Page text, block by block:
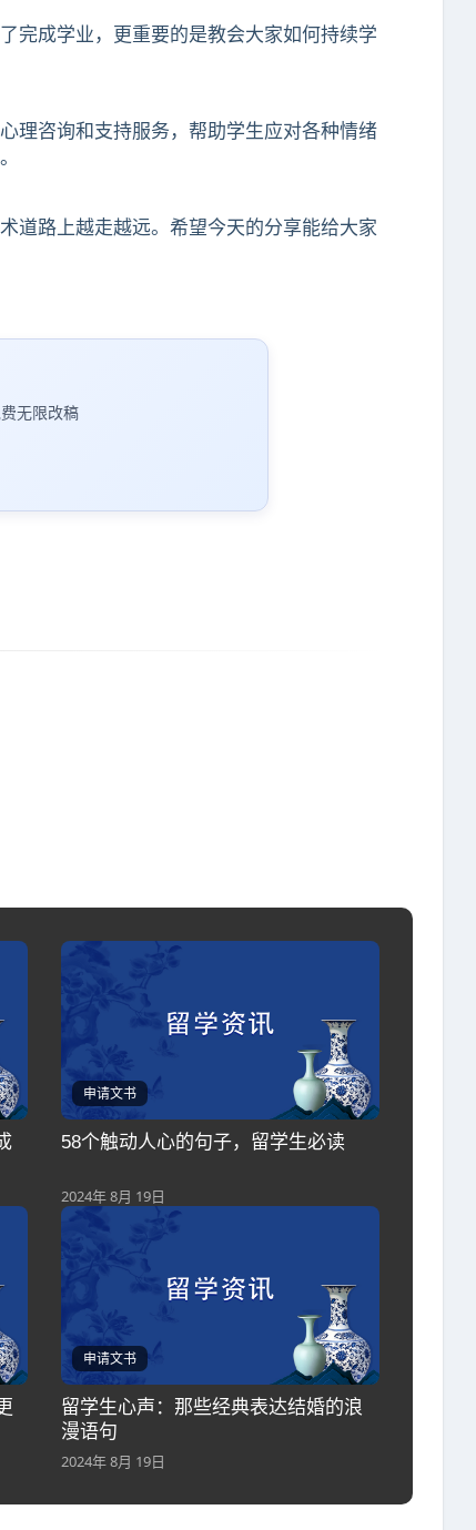
完成学业，更重要的是教会大家如何持续学
理咨询和支持服务，帮助学生应对各种情绪
道路上越走越远。希望今天的分享能给大家
无限改稿
申请文书
58个触动人心的句子，留学生必读
2024年 8月 19日
申请文书
留学生心声：那些经典表达结婚的浪
漫语句
2024年 8月 19日